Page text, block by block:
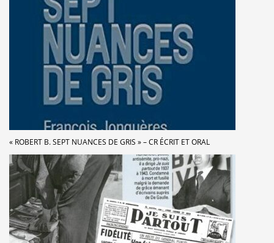
« ROBERT B. SEPT NUANCES DE GRIS » – CR ÉCRIT ET ORAL